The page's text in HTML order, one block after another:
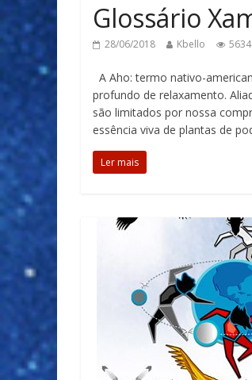
Glossário
28/06/2018 Kbello
A Aho: termo nativo-
profundo de relaxamento.
são limitados por nossa
essência viva de plantas de
Ler mais